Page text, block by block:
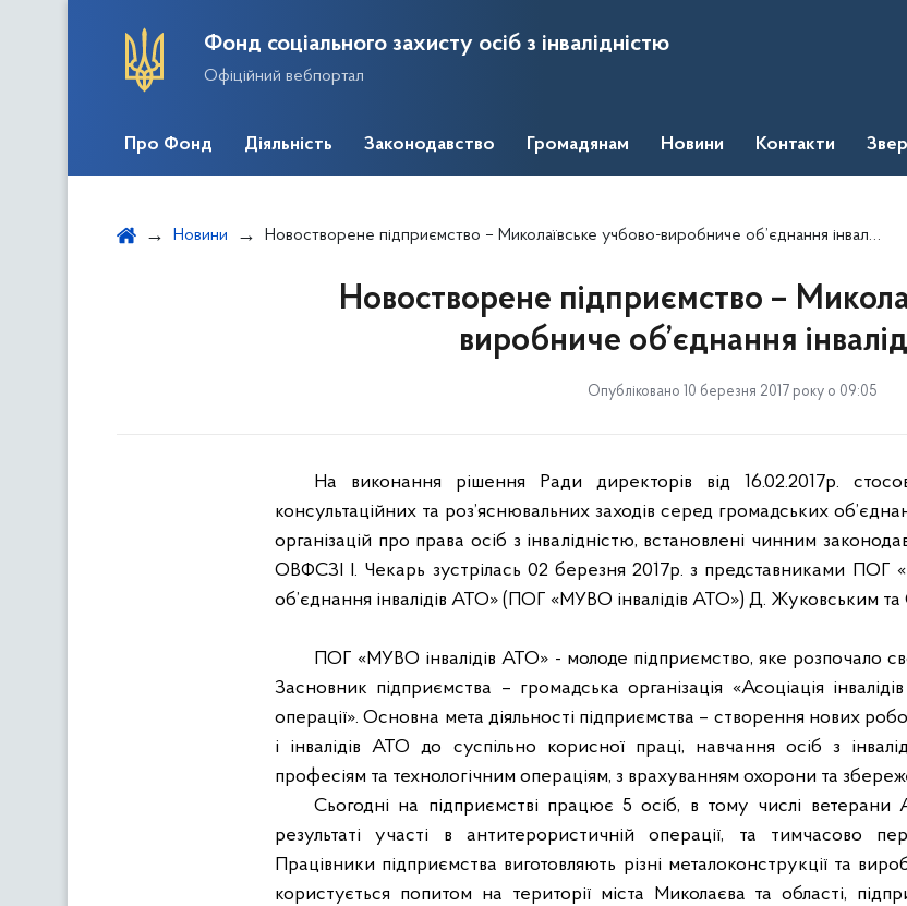
Фонд соціального захисту осіб з інвалідністю
Офіційний вебпортал
Про Фонд Діяльність Законодавство Громадянам Новини Контакти
Новини Новостворене підприємство – Миколаївське учбово-виробниче об’єднання інвалідів АТО
Новостворене підприємство –
виробниче об’єднання
Опубліковано 10 березня 2017 року о 09:05
На виконання рішення Ради директорів від 16.02.2017р.
консультаційних та роз’яснювальних заходів серед громадських
організацій про права осіб з інвалідністю, встановлені чинним
ОВФСЗІ І. Чекарь зустрілась 02 березня 2017р. з представниками ПОГ
об’єднання інвалідів АТО» (ПОГ «МУВО інвалідів АТО») Д. Жуковським та
ПОГ «МУВО інвалідів АТО» - молоде підприємство, яке розпочало
Засновник підприємства – громадська організація «Асоціація
операції». Основна мета діяльності підприємства – створення нових
і інвалідів АТО до суспільно корисної праці, навчання осіб з
професіям та технологічним операціям, з врахуванням охорони та
Сьогодні на підприємстві працює 5 осіб, в тому числі ветерани
результаті участі в антитерористичній операції, та тимчасово
Працівники підприємства виготовляють різні металоконструкції та
користується попитом на території міста Миколаєва та області,